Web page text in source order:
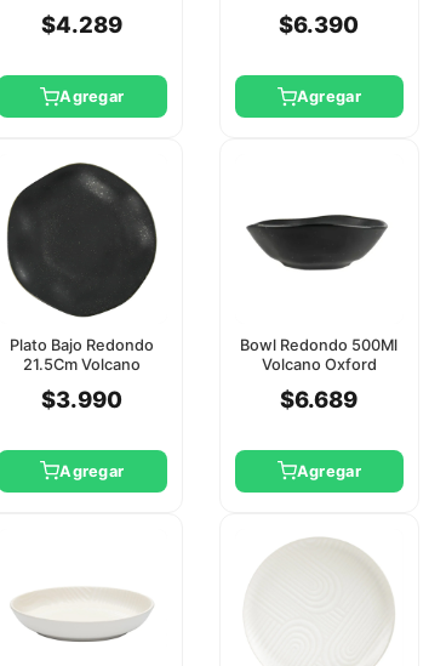
$4.289
Agregar
$6.390
Agregar
Plato Bajo Redondo
21.5Cm Volcano
$3.990
Agregar
Bowl Redondo 500Ml
Volcano Oxford
$6.689
Agregar